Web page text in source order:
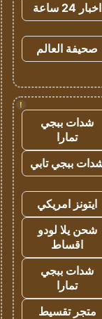
اخبار 24 ساعة
صحيفة العالم
!
شدات ببجي
تمارا
ببجي تابي
ايتونز امريكي
شحن يلا لودو
اقساط
شدات ببجي
تمارا
متجر تقسيط